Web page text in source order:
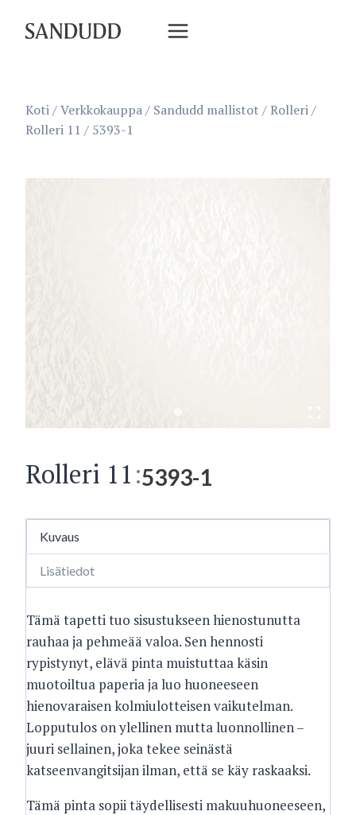
sisältöön
Koti/Verkkokauppa/ Sandudd mallistot /Rolleri/
Rolleri 11 / 5393-1
Rolleri 11:5393-1
Kuvaus
Lisätiedot
Tämä tapetti tuo sisustukseen hienostunutta
rauhaa ja pehmeää valoa. Sen hennosti
rypistynyt, elävä pinta muistuttaa käsin
muotoiltua paperia ja luo huoneeseen
hienovaraisen kolmiulotteisen vaikutelman.
Lopputulos on ylellinen mutta luonnollinen –
juuri sellainen, joka tekee seinästä
katseenvangitsijan ilman, että se käy raskaaksi.
Tämä pinta sopii täydellisesti makuuhuoneeseen,